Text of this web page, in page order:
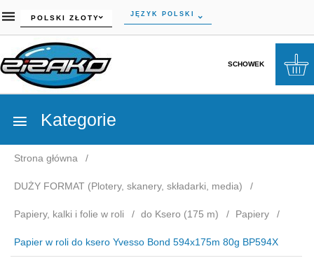
currency_h
POLSKI ZŁOTY JĘZYK POLSKI
SCHOWEK
Kategorie
Strona główna
DUŻY FORMAT (Plotery, skanery, składarki, media)
Papiery, kalki i folie w roli do Ksero (175 m) Papiery
Papier w roli do ksero Yvesso Bond 594x175m 80g BP594X